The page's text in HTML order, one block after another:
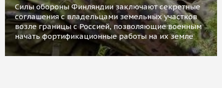
Силы обороны Финляндии заключают секретные
соглашения с владельцами земельных участков
возле границы с Россией, позволяющие военным
начать фортификационные работы на их земле